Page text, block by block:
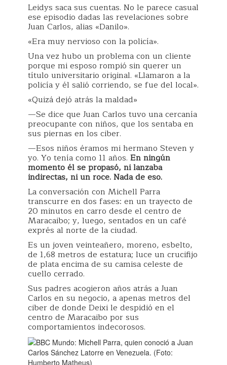
Leidys saca sus cuentas. No le parece casual
ese episodio dadas las revelaciones sobre
Juan Carlos, alias «Danilo».
«Era muy nervioso con la policía».
Una vez hubo un problema con un cliente
porque mi esposo rompió sin querer un
título universitario original. «Llamaron a la
policía y él salió corriendo, se fue del local».
«Quizá dejó atrás la maldad»
—Se dice que Juan Carlos tuvo una cercanía
preocupante con niños, que los sentaba en
sus piernas en los ciber.
—Esos niños éramos mi hermano Steven y
yo. Yo tenía como 11 años. En ningún
momento él se propasó, ni lanzaba
indirectas, ni un roce. Nada de eso.
La conversación con Michell Parra
transcurre en dos fases: en un trayecto de
20 minutos en carro desde el centro de
Maracaibo; y, luego, sentados en un café
exprés al norte de la ciudad.
Es un joven veinteañero, moreno, esbelto,
de 1,68 metros de estatura; luce un crucifijo
de plata encima de su camisa celeste de
cuello cerrado.
Sus padres acogieron años atrás a Juan
Carlos en su negocio, a apenas metros del
ciber de donde Deixi le despidió en el
centro de Maracaibo por sus
comportamientos indecorosos.